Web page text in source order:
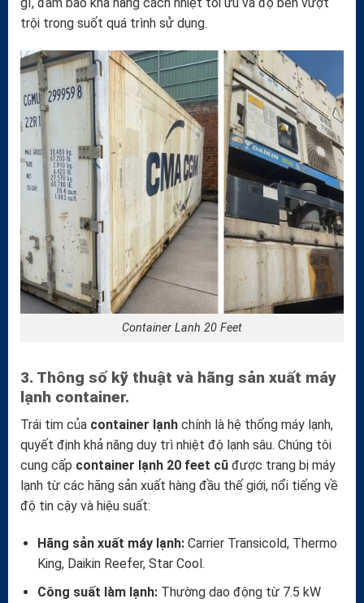
trội trong suốt quá trình sử dụng.
Container Lanh 20 Feet
3. Thông số kỹ thuật và hãng sản xuất máy
lạnh container.
Trái tim của container lạnh chính là hệ thống máy lạnh,
quyết định khả năng duy trì nhiệt độ lạnh sâu. Chúng tôi
cung cấp container lạnh 20 feet cũ được trang bị máy
lạnh từ các hãng sản xuất hàng đầu thế giới, nổi tiếng về
độ tin cậy và hiệu suất:
Hãng sản xuất máy lạnh:Carrier Transicold, Thermo
King, Daikin Reefer, Star Cool.
Công suất làm lạnh:Thường dao động từ 7.5 kW